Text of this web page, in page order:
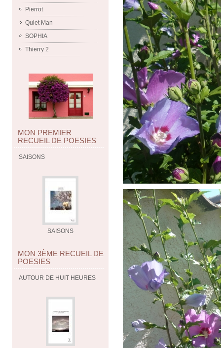
Pierrot
Quiet Man
SOPHIA
Thierry 2
MON PREMIER
RECUEIL DE POESIES
SAISONS
SAISONS
MON 3ÈME RECUEIL DE
POESIES
AUTOUR DE HUIT HEURES